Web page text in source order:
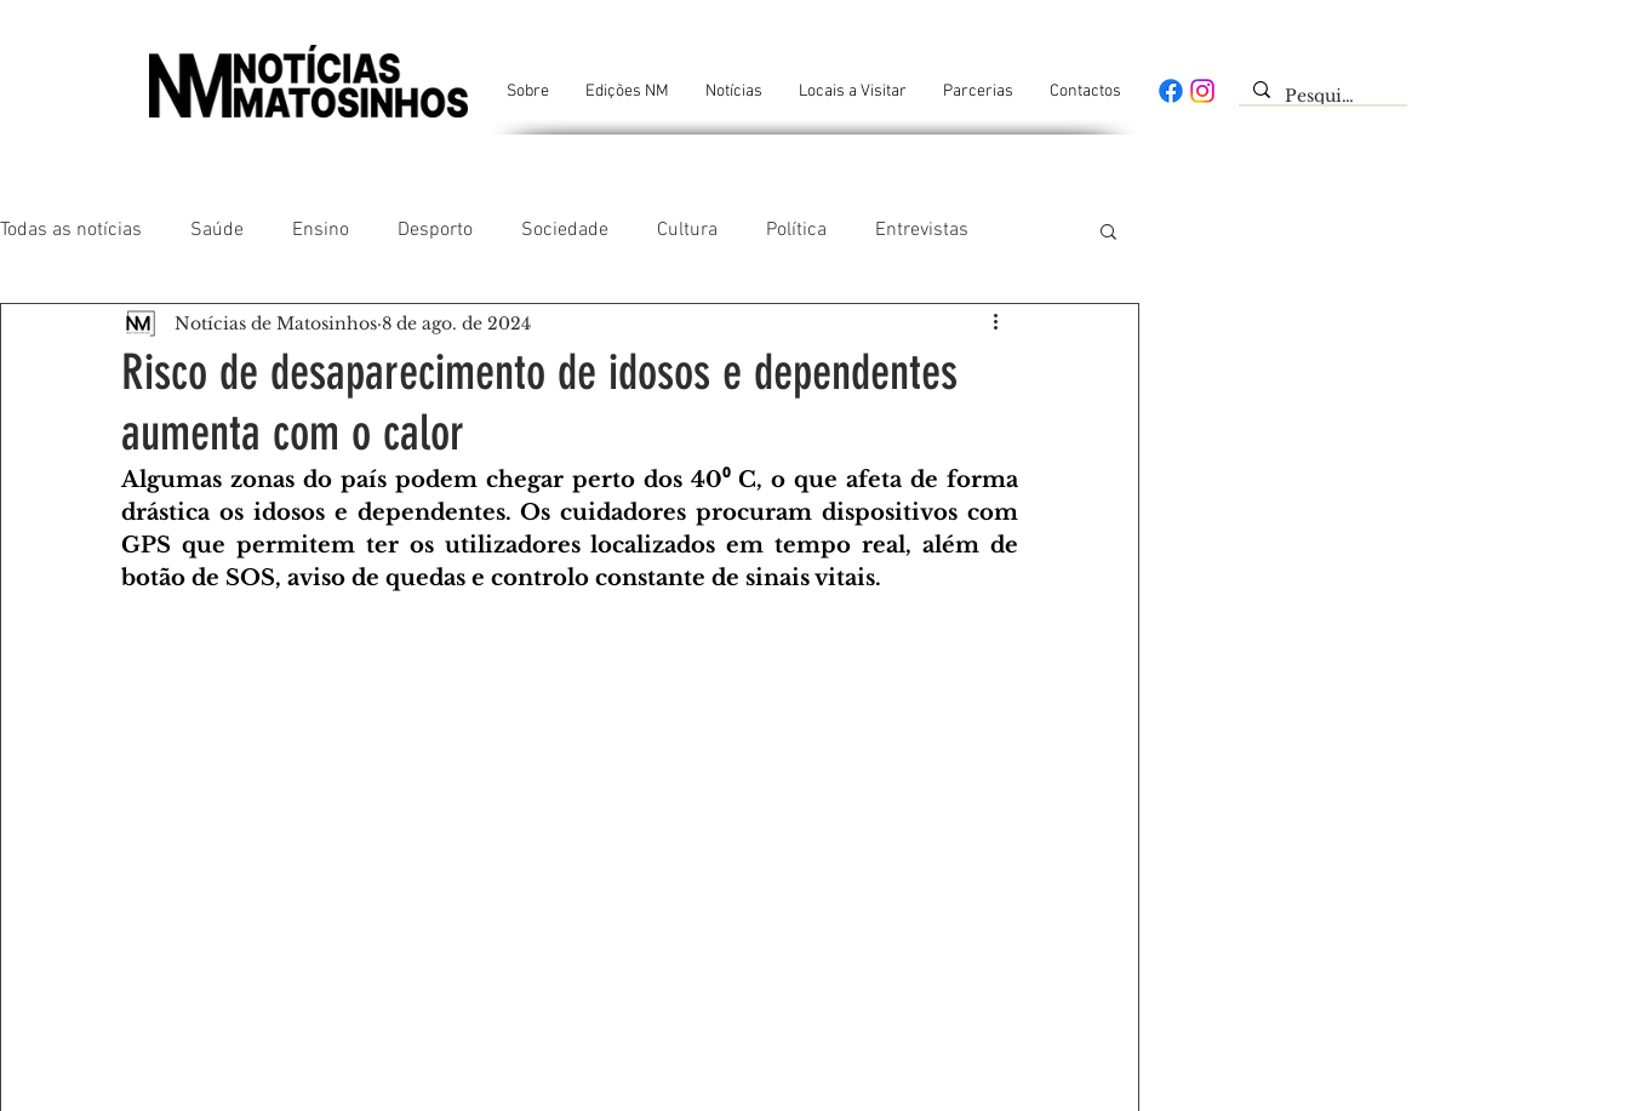
Sobre Edições NM Notícias Locais a Visitar Parcerias Contactos
Todas as notícias Saúde Ensino Desporto Sociedade Cultura Política Entrevistas
Matosinhos Leça da Palmeira Custóias Leça do Balio
São Mamede de Infesta Perafita Lavra
Gente da nossa Terra AMANTES DE ANIMAIS AMANTES DE CONFORTO AMANTES DE ARTE
Risco de desaparecimento de idosos e dependentes
aumenta com o calor
Notícias de Matosinhos 8 de ago. de 2024
Algumas zonas do país podem chegar perto dos 40⁰ C, o que afeta de forma
drástica os idosos e dependentes. Os cuidadores procuram dispositivos com
GPS que permitem ter os utilizadores localizados em tempo real, além de
botão de SOS, aviso de quedas e controlo constante de sinais vitais.